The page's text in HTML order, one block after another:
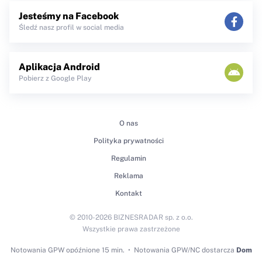
Jesteśmy na Facebook
Śledź nasz profil w social media
Aplikacja Android
Pobierz z Google Play
O nas
Polityka prywatności
Regulamin
Reklama
Kontakt
Notowania GPWopóźnione 15 min. Notowania GPW/NC dostarcza Dom
© 2010-2026 BIZNESRADAR sp. z o.o.
Wszystkie prawa zastrzeżone